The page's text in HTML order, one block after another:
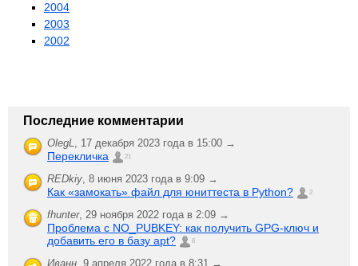
2004
2003
2002
Последние комментарии
OlegL, 17 декабря 2023 года в 15:00 →
Перекличка 21
REDkiy, 8 июня 2023 года в 9:09 →
Как «замокать» файл для юниттеста в Python? 2
fhunter, 29 ноября 2022 года в 2:09 →
Проблема с NO_PUBKEY: как получить GPG-ключ и
добавить его в базу apt?
6
Иванн, 9 апреля 2022 года в 8:31 →